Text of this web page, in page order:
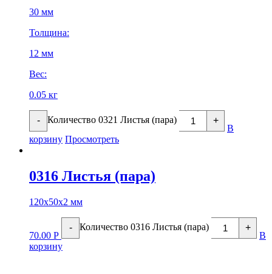
30 мм
Толщина:
12 мм
Вес:
0.05 кг
- Количество 0321 Листья (пара) +
В
корзину Просмотреть
0316 Листья (пара)
120х50х2 мм
70.00 Р
- Количество 0316 Листья (пара) +
В
корзину